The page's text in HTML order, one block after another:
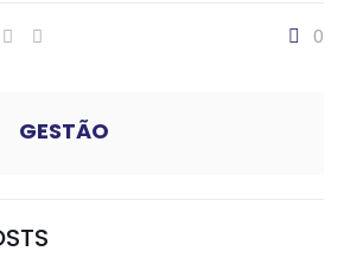
0
GESTÃO